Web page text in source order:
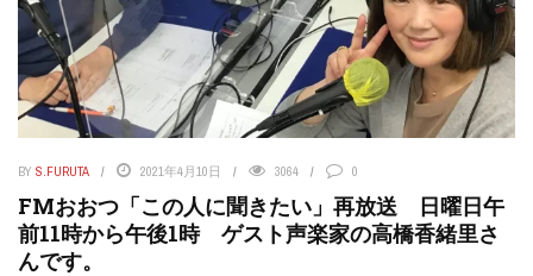
BY S.FURUTA 2021年4月10日 3064 0
FMおおつ「この人に聞きたい」再放送 日曜日午
前11時から午後1時 ゲスト声楽家の高橋香緒里さ
んです。